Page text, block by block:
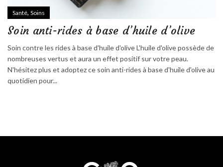
Santé, Soins
Soin anti-rides à base d’huile d’olive
Soin contre les rides à base d'huile d'olive L'huile d'olive possède de
nombreuses vertus et aura un effet positif sur votre peau.
N'hésitez plus et adoptez ce soin anti-rides à base d'huile d'olive au
quotidien pour...